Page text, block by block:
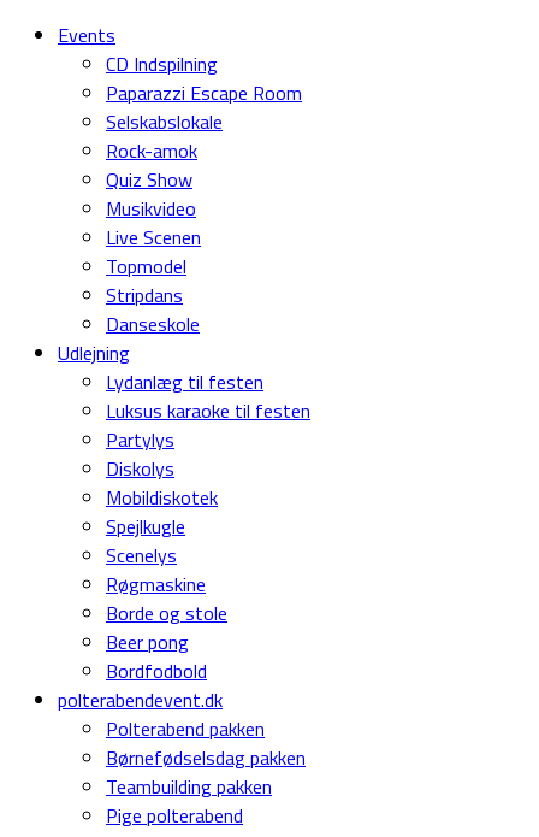
Events
CD Indspilning
Paparazzi Escape Room
Selskabslokale
Rock-amok
Quiz Show
Musikvideo
Live Scenen
Topmodel
Stripdans
Danseskole
Udlejning
Lydanlæg til festen
Luksus karaoke til festen
Partylys
Diskolys
Mobildiskotek
Spejlkugle
Scenelys
Røgmaskine
Borde og stole
Beer pong
Bordfodbold
polterabendevent.dk
Polterabend pakken
Børnefødselsdag pakken
Teambuilding pakken
Pige polterabend